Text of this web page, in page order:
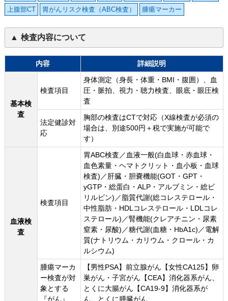
上腹部CT
胃がんリスク検査（ABC検査） 腫瘍マーカー
検査内容について
内容 詳細説明
基本検
査
検査項目
身体測定（身長・体重・BMI・腹囲）、血
圧・脈拍、視力・聴力検査、眼底・眼圧検
査
法定健診対
応
胸部の検査はCTで対応（X線検査が必須の
場合は、別途500円＋税で実施が可能で
す）
血液検
査
検査項目
胃ABC検査／血液一般(白血球・赤血球・
血色素量・ヘマトクリット・血小板・血球
検査)／肝臓・胆嚢機能(GOT・GPT・
yGTP・総蛋白・ALP・アルブミン・総ビ
リルビン)／脂質代謝(総コレステロール・
中性脂肪・HDLコレステロール・LDLコレ
ステロール)／腎機能(クレアチニン・尿素
窒素・尿酸)／糖代謝(血糖・HbA1c)／電解
質(ナトリウム・カリウム・クロール・カ
ルシウム)
腫瘍マーカ
ー検査が対
象とする
『がん』
【男性PSA】前立腺がん【女性CA125】卵
巣がん・子宮がん【CEA】消化器系がん、
とくに大腸がん【CA19-9】消化器系が
ん、とくに膵臓がん